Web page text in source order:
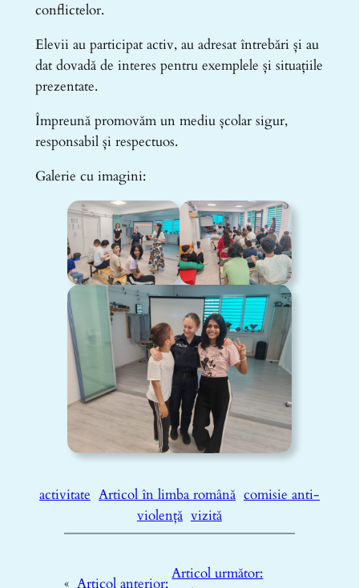
conflictelor.
Elevii au participat activ, au adresat întrebări și au
dat dovadă de interes pentru exemplele și situațiile
prezentate.
Împreună promovăm un mediu școlar sigur,
responsabil și respectuos.
Galerie cu imagini:
activitate Articol în limba română comisie anti-
violență vizită
« Articol anterior:
Articol următor: